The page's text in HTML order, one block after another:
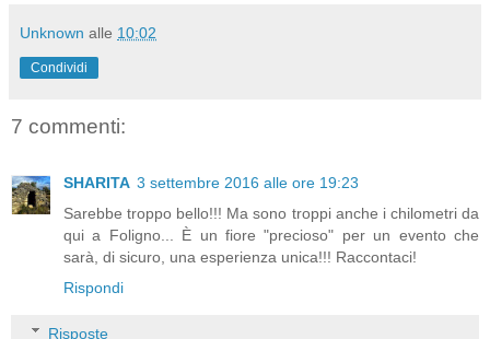
Unknown alle 10:02
Condividi
7 commenti:
SHARITA 3 settembre 2016 alle ore 19:23
Sarebbe troppo bello!!! Ma sono troppi anche i chilometri da
qui a Foligno... È un fiore "precioso" per un evento che
sarà, di sicuro, una esperienza unica!!! Raccontaci!
Rispondi
Risposte